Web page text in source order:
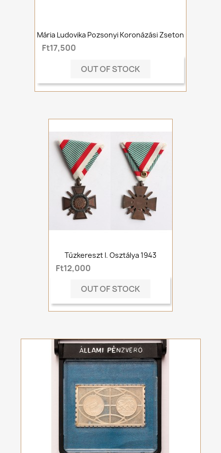
Mária Ludovika Pozsonyi Koronázási Zseton
Ft17,500
OUT OF STOCK
Tűzkereszt I. Osztálya 1943
Ft12,000
OUT OF STOCK